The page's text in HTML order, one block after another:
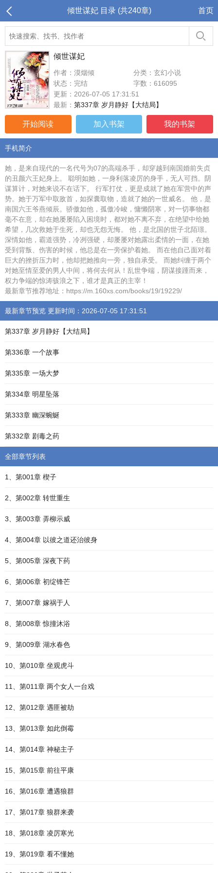
倾世谋妃 目录 (共240章) 首页
倾世谋妃
作者：漠烟倾
分类：玄幻小说
状态：完结
字数：616095
更新：2026-07-05 17:31:51
最新： 第337章 岁月静好【大结局】
开始阅读 加入书架 我的书架
手机简介
她，是来自现代的一名代号为07的高端杀手，却穿越到南国婚前失贞
的丑颜六王妃身上。 聪明如她，一身利落凌厉的身手，无人可挡。阴
谋算计，对她来说不在话下。 行军打仗，更是成就了她在军营中的声
势。她于万军中取敌首，如探囊取物，造就了她的一世威名。 他，是
南国六王爷燕倾辰。骄傲如他，孤傲冷峻，慵懒阴寒，对一切事物都
毫不在意，却在她屡屡陷入困境时，都对她不离不弃，在绝望中给她
希望，几次救她于生死，却也无怨无悔。 他，是北国的世子北陌璟。
深情如他，霸道强势，冷冽强硬，却屡屡对她露出柔情的一面，在她
受到背叛、伤害的时候，他总是在一旁保护着她。 而在他自己面对着
巨大的挫折压力时，他却把她推向一旁，独自承受。 而她纠缠于两个
对她至情至爱的男人中间，将何去何从！乱世争端，阴谋接踵而来，
权力争端的惊涛骇浪之下，谁才是真正的主宰！
最新章节推荐地址：https://m.160xs.com/books/19/19229/
最新章节预览 更新时间：2026-07-05 17:31:51
第337章 岁月静好【大结局】
第336章 一个故事
第335章 一场大梦
第334章 明星坠落
第333章 幽深蜿蜒
第332章 剧毒之药
全部章节列表
1、第001章 楔子
2、第002章 转世重生
3、第003章 弄柳示威
4、第004章 以彼之道还治彼身
5、第005章 深夜下药
6、第006章 初绽锋芒
7、第007章 嫁祸于人
8、第008章 惊撞沐浴
9、第009章 湖水春色
10、第010章 坐观虎斗
11、第011章 两个女人一台戏
12、第012章 遇匪被劫
13、第013章 如此倒霉
14、第014章 神秘主子
15、第015章 前往平康
16、第016章 遭遇狼群
17、第017章 狼群来袭
18、第018章 凌厉寒光
19、第019章 看不懂她